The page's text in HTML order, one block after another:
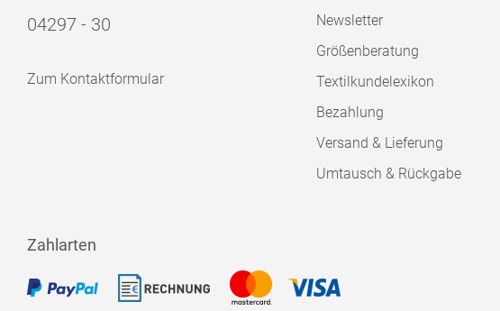
04297 - 30
Zum Kontaktformular
Newsletter
Größenberatung
Textilkundelexikon
Bezahlung
Versand & Lieferung
Umtausch & Rückgabe
Zahlarten